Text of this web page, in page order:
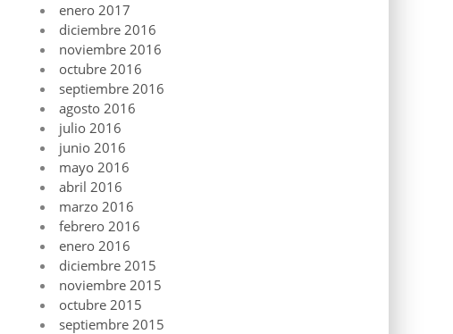
enero 2017
diciembre 2016
noviembre 2016
octubre 2016
septiembre 2016
agosto 2016
julio 2016
junio 2016
mayo 2016
abril 2016
marzo 2016
febrero 2016
enero 2016
diciembre 2015
noviembre 2015
octubre 2015
septiembre 2015